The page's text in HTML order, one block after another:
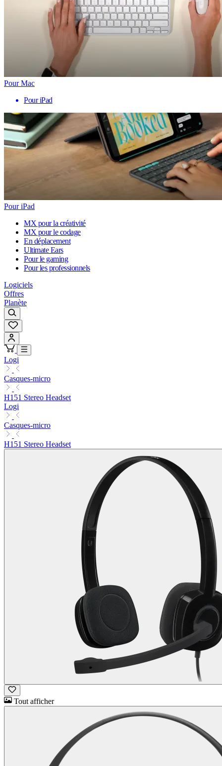
Pour Mac
Pour iPad
Pour iPad
MX pour la créativité
MX pour le codage
En déplacement
Ultimate Ears
Pour le gaming
Pour les professionnels
Logiciels
Offres
Planète
Logi
Casques-micro
H151 Stereo Headset
Logi
Casques-micro
H151 Stereo Headset
Tout afficher